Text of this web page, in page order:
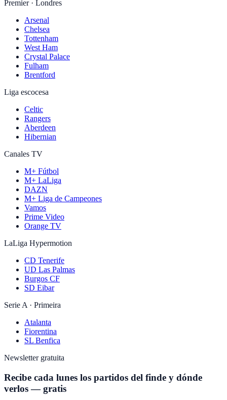
Premier · Londres
Arsenal
Chelsea
Tottenham
West Ham
Crystal Palace
Fulham
Brentford
Liga escocesa
Celtic
Rangers
Aberdeen
Hibernian
Canales TV
M+ Fútbol
M+ LaLiga
DAZN
M+ Liga de Campeones
Vamos
Prime Video
Orange TV
LaLiga Hypermotion
CD Tenerife
UD Las Palmas
Burgos CF
SD Eibar
Serie A · Primeira
Atalanta
Fiorentina
SL Benfica
Newsletter gratuita
Recibe cada lunes los partidos del finde y dónde
verlos — gratis